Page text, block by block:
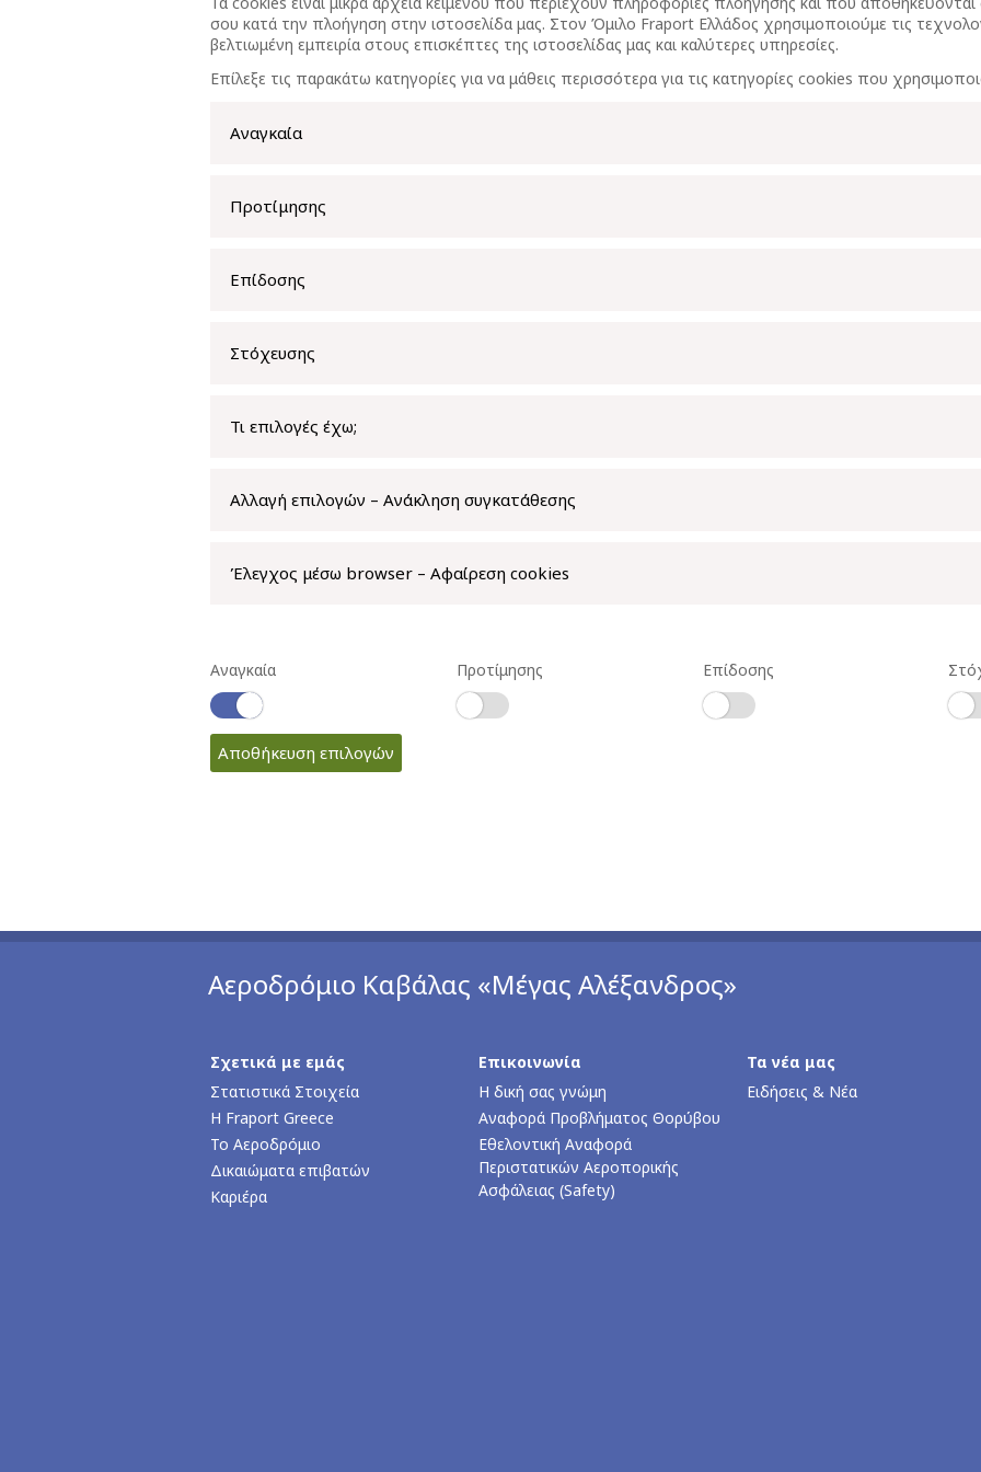
σου κατά την πλοήγηση στην ιστοσελίδα μας. Στον Όμιλο Fraport Ελλάδος χρησιμοποιούμε τις
βελτιωμένη εμπειρία στους επισκέπτες της ιστοσελίδας μας και καλύτερες υπηρεσίες.
Επίλεξε τις παρακάτω κατηγορίες για να μάθεις περισσότερα για τις κατηγορίες cookies που
Αναγκαία
Προτίμησης
Επίδοσης
Στόχευσης
Τι επιλογές έχω;
Αλλαγή επιλογών – Ανάκληση συγκατάθεσης
Έλεγχος μέσω browser – Αφαίρεση cookies
Αναγκαία Προτίμησης Επίδοσης
Αποθήκευση επιλογών
Αεροδρόμιο Καβάλας «Μέγας Αλέξανδρος»
Σχετικά με εμάς
Στατιστικά Στοιχεία
Η Fraport Greece
Το Αεροδρόμιο
Δικαιώματα επιβατών
Καριέρα
Επικοινωνία
Η δική σας γνώμη
Αναφορά Προβλήματος Θορύβου
Εθελοντική Αναφορά
Περιστατικών Αεροπορικής
Ασφάλειας (Safety)
Τα νέα μας
Ειδήσεις & Νέα